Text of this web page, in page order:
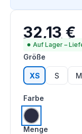
Regulärer Preis:
32,13 €
Preise inkl. MwSt.
Auf Lager –
Größe
XS S M
Farbe
navy
Menge